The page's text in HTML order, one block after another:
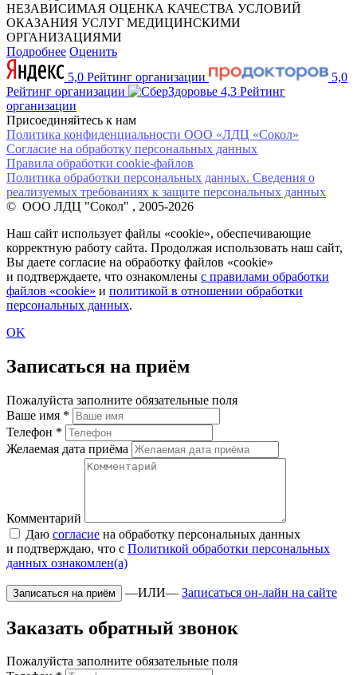
НЕЗАВИСИМАЯ ОЦЕНКА КАЧЕСТВА УСЛОВИЙ
ОКАЗАНИЯ УСЛУГ МЕДИЦИНСКИМИ
ОРГАНИЗАЦИЯМИ
Подробнее Оценить
5,0 Рейтинг организации
5,0
Рейтинг организации
4,3 Рейтинг
организации
Присоединяйтесь к нам
Политика конфиденциальности ООО «ЛДЦ «Сокол»
Согласие на обработку персональных данных
Правила обработки cookie-файлов
Политика обработки персональных данных. Сведения о
реализуемых требованиях к защите персональных данных
© ООО ЛДЦ "Сокол" , 2005-2026
Наш сайт использует файлы «cookie», обеспечивающие
корректную работу сайта. Продолжая использовать наш сайт,
Вы даете согласие на обработку файлов «cookie»
и подтверждаете, что ознакомлены с правилами обработки
файлов «cookie» и политикой в отношении обработки
персональных данных.
OK
Записаться на приём
Пожалуйста заполните обязательные поля
Ваше имя *
Телефон *
Желаемая дата приёма
Комментарий
Даю согласие на обработку персональных данных
и подтверждаю, что с Политикой обработки персональных
данных ознакомлен(а)
—ИЛИ— Записаться он-лайн на сайте
Заказать обратный звонок
Пожалуйста заполните обязательные поля